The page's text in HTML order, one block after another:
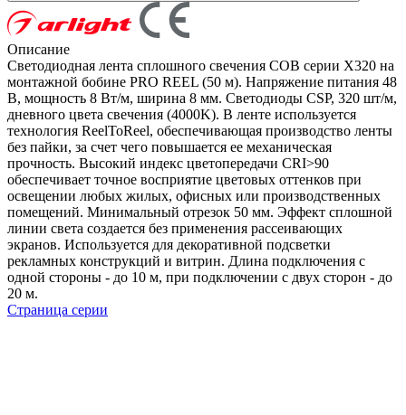
Описание
Светодиодная лента сплошного свечения COB серии X320 на
монтажной бобине PRO REEL (50 м). Напряжение питания 48
В, мощность 8 Вт/м, ширина 8 мм. Светодиоды CSP, 320 шт/м,
дневного цвета свечения (4000K). В ленте используется
технология ReelToReel, обеспечивающая производство ленты
без пайки, за счет чего повышается ее механическая
прочность. Высокий индекс цветопередачи CRI>90
обеспечивает точное восприятие цветовых оттенков при
освещении любых жилых, офисных или производственных
помещений. Минимальный отрезок 50 мм. Эффект сплошной
линии света создается без применения рассеивающих
экранов. Используется для декоративной подсветки
рекламных конструкций и витрин. Длина подключения с
одной стороны - до 10 м, при подключении с двух сторон - до
20 м.
Страница серии